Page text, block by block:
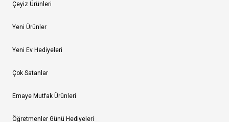
Çeyiz Ürünleri
Yeni Ürünler
Yeni Ev Hediyeleri
Çok Satanlar
Emaye Mutfak Ürünleri
Öğretmenler Günü Hediyeleri